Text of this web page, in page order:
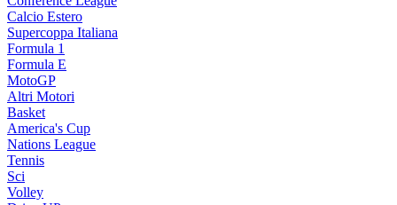
Calcio Estero
Supercoppa Italiana
Formula 1
Formula E
MotoGP
Altri Motori
Basket
America's Cup
Nations League
Tennis
Sci
Volley